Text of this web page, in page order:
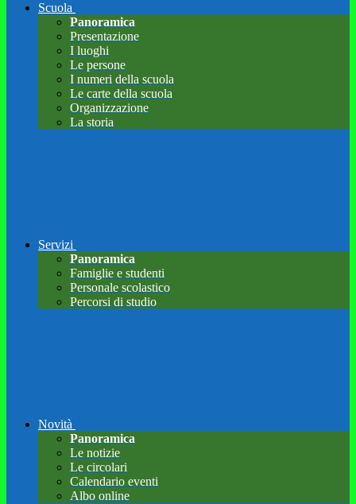
Scuola
Panoramica
Presentazione
I luoghi
Le persone
I numeri della scuola
Le carte della scuola
Organizzazione
La storia
Servizi
Panoramica
Famiglie e studenti
Personale scolastico
Percorsi di studio
Novità
Panoramica
Le notizie
Le circolari
Calendario eventi
Albo online